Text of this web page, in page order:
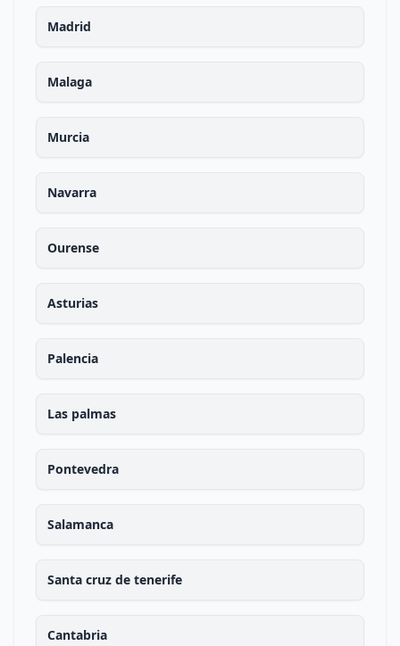
Madrid
Malaga
Murcia
Navarra
Ourense
Asturias
Palencia
Las palmas
Pontevedra
Salamanca
Santa cruz de tenerife
Cantabria